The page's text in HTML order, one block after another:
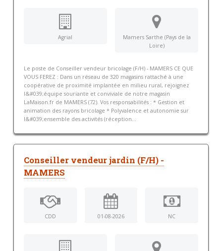
Agrial
Mamers Sarthe (Pays de la
Loire)
Le poste de Conseiller vendeur bricolage (F/H) - MAMERS CE QUE
VOUS FEREZ : Dans un réseau de 320 magasins rattaché à une
coopérative de proximité implantée en milieu rural, rejoignez
l&#039;équipe souriante et conviviale de notre magasin
LaMaison.fr de MAMERS (72). Vos responsabilités : * Gestion et
animation des rayons bricolage * Polyvalence et autonomie sur
l&#039;ensemble des activités (réception...
Conseiller vendeur jardin (F/H) -
MAMERS
CDD 01-08-2026 NC